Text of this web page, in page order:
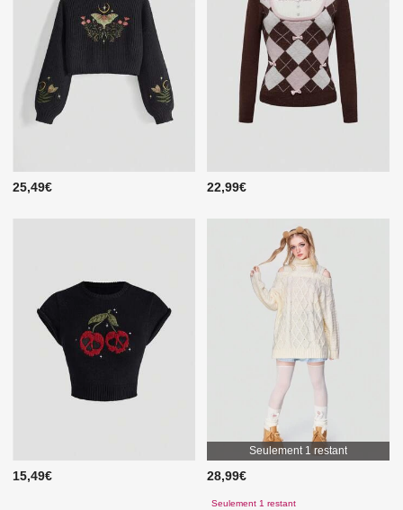
25,49€ 22,99€
15,49€
Seulement 1 restant
28,99€
Seulement 1 restant